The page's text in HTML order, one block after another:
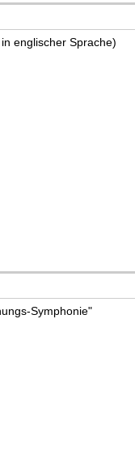
englischer Sprache)
Symphonie"